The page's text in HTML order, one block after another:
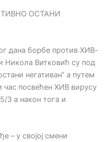
ОСТАНИ
дана борбе против ХИВ-
Никола Витковић су под
негативан“ а путем
посвећен ХИВ вирусу
3 а након тога и
– у својој смени